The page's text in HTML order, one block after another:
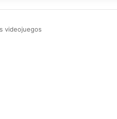
videojuegos